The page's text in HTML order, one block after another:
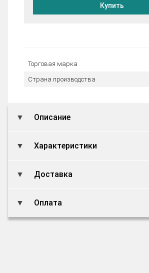
Купить
Торговая марка
Страна производства
Описание
Характеристики
Доставка
Оплата